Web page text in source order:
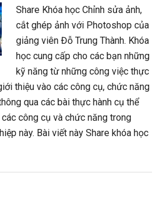
Share Khóa học Chỉnh sửa ảnh,
cắt ghép ảnh với Photoshop của
giảng viên Đỗ Trung Thành. Khóa
học cung cấp cho các bạn những
kỹ năng từ những công việc thực
thiệu vào các công cụ, chức năng
qua các bài thực hành cụ thể
công cụ và chức năng trong
này. Bài viết này Share khóa học